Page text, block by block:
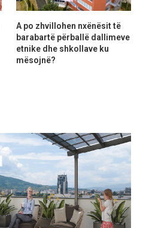
A po zhvillohen nxënësit të
barabartë përballë dallimeve
etnike dhe shkollave ku
mësojnë?